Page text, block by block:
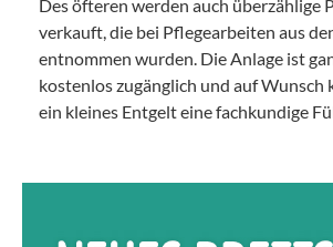
Des öfteren werden auch überzählige
verkauft, die bei Pflegearbeiten aus
entnommen wurden. Die Anlage ist
kostenlos zugänglich und auf Wunsch
ein kleines Entgelt eine fachkundige